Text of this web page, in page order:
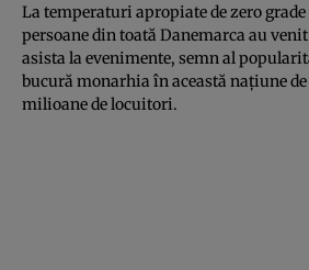
La temperaturi apropiate de zero
persoane din toată Danemarca au
asista la evenimente, semn al
bucură monarhia în această națiune de
milioane de locuitori.